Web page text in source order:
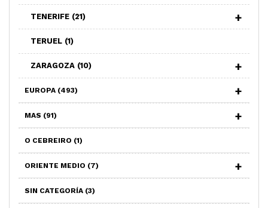
TENERIFE (21)
TERUEL (1)
ZARAGOZA (10)
EUROPA (493)
MAS (91)
O CEBREIRO (1)
ORIENTE MEDIO (7)
SIN CATEGORÍA (3)